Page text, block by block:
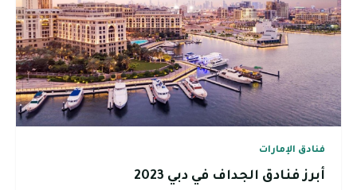
فنادق الإمارات
أبرز فنادق الجداف في دبي 2023